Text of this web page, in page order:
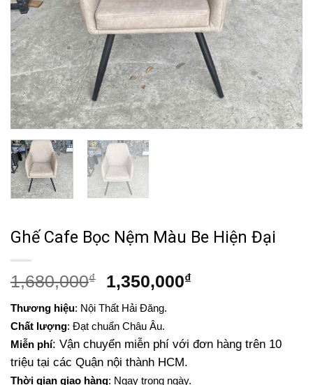
Ghế Cafe Bọc Nệm Màu Be Hiện Đại
1,680,000₫
Giá
là:
1,680,000₫.
1,350,000₫Giá
1,350,000₫.
Thương hiệu: Nội Thất Hải Đăng.
Chất lượng: Đạt chuẩn Châu Âu.
Miễn phí: Vận chuyển miễn phí với đơn hàng trên 10
triệu tại các Quận nội thành HCM.
Thời gian giao hàng: Ngay trong ngày.